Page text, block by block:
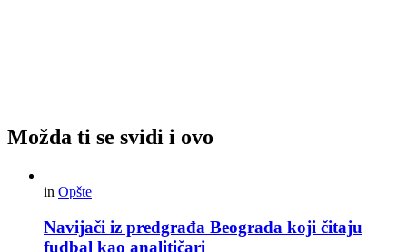
Možda ti se svidi i ovo
in Opšte
Navijači iz predgrađa Beograda koji čitaju
fudbal kao analitičari